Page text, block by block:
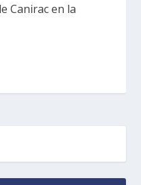
Canirac en la